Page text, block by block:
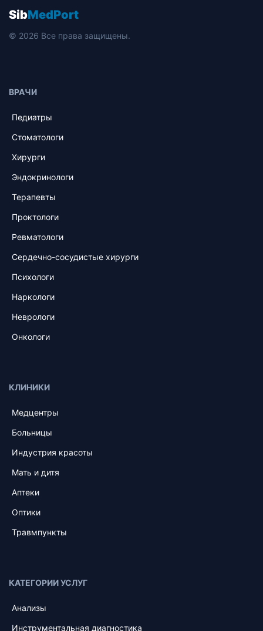
SibMedPort
© 2026 Все права защищены.
ВРАЧИ
Педиатры
Стоматологи
Хирурги
Эндокринологи
Терапевты
Проктологи
Ревматологи
Сердечно-сосудистые хирурги
Психологи
Наркологи
Неврологи
Онкологи
КЛИНИКИ
Медцентры
Больницы
Индустрия красоты
Мать и дитя
Аптеки
Оптики
Травмпункты
КАТЕГОРИИ УСЛУГ
Анализы
Инструментальная диагностика